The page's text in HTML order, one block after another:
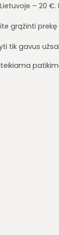
– 20
grąžinti
tik gavus